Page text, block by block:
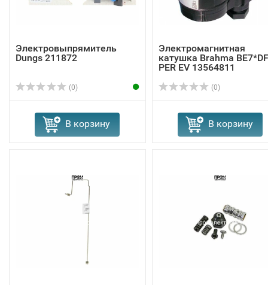
Электровыпрямитель
Dungs 211872
(0)
В корзину
Электромагнитная
катушка Brahma
PER EV 13564811
(0)
В корзину